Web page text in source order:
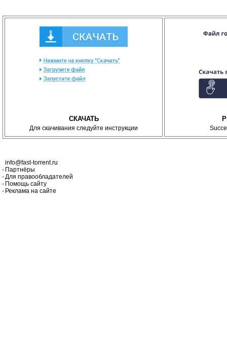
СКАЧАТЬ
Для скачивания следуйте инструкции
info@fast-torrent.ru
Партнёры
Для правообладателей
Помощь сайту
Реклама на сайте